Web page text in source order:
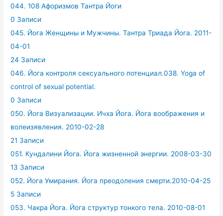
044. 108 Афоризмов Тантра Йоги
0 Записи
045. Йога Женщины и Мужчины. Тантра Триада Йога. 2011-
04-01
24 Записи
046. Йога контроля сексуального потенциал.038. Yoga of
control of sexual potential.
0 Записи
050. Йога Визуализации. Ичха Йога. Йога воображения и
волеизявления. 2010-02-28
21 Записи
051. Кундалини Йога. Йога жизненной энергии. 2008-03-30
13 Записи
052. Йога Умирания. Йога преодоления смерти.2010-04-25
5 Записи
053. Чакра Йога. Йога структур тонкого тела. 2010-08-01